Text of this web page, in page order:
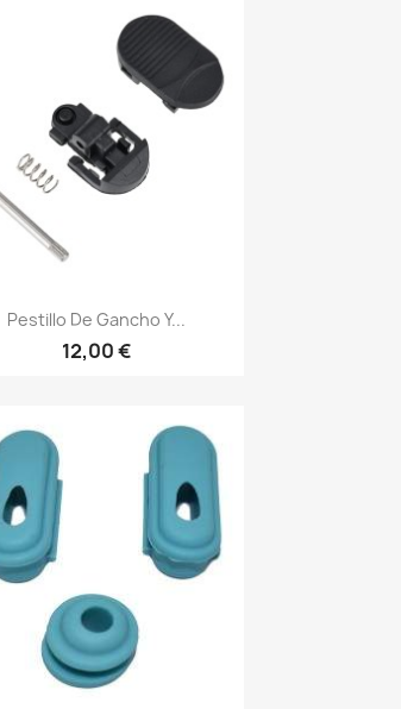
Vista rápida
Pestillo De Gancho Y...
12,00 €